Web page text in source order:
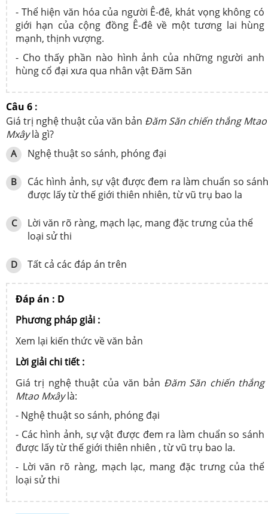
- Thể hiện văn hóa của người Ê-đê, khát vọng không có
giới hạn của cộng đồng Ê-đê về một tương lai hùng
mạnh, thịnh vượng.
- Cho thấy phần nào hình ảnh của những người anh
hùng cổ đại xưa qua nhân vật Đăm Săn
Câu 6 :
Giá trị nghệ thuật của văn bản Đăm Săn chiến thắng Mtao
Mxâylà gì?
A Nghệ thuật so sánh, phóng đại
B
Các hình ảnh, sự vật được đem ra làm chuẩn so
được lấy từ thế giới thiên nhiên, từ vũ trụ bao la
C
Lời văn rõ ràng, mạch lạc, mang đặc trưng của thể
loại sử thi
D Tất cả các đáp án trên
Đáp án : D
Phương pháp giải :
Xem lại kiến thức về văn bản
Lời giải chi tiết :
Giá trị nghệ thuật của văn bản Đăm Săn chiến thắng
Mtao Mxâylà:
- Nghệ thuật so sánh, phóng đại
- Các hình ảnh, sự vật được đem ra làm chuẩn so sánh
được lấy từ thế giới thiên nhiên , từ vũ trụ bao la.
- Lời văn rõ ràng, mạch lạc, mang đặc trưng của thể
loại sử thi